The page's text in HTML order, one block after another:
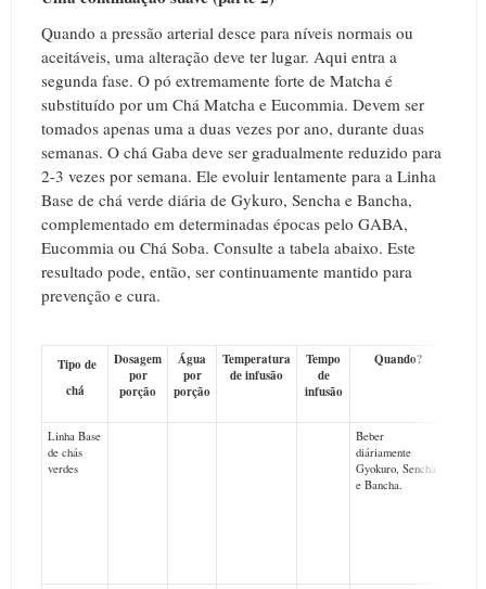
Quando a pressão arterial desce para níveis normais ou
aceitáveis, uma alteração deve ter lugar. Aqui entra a
segunda fase. O pó extremamente forte de Matcha é
substituído por um Chá Matcha e Eucommia. Devem ser
tomados apenas uma a duas vezes por ano, durante duas
semanas. O chá Gaba deve ser gradualmente reduzido para
2-3 vezes por semana. Ele evoluir lentamente para a Linha
Base de chá verde diária de Gykuro, Sencha e Bancha,
complementado em determinadas épocas pelo GABA,
Eucommia ou Chá Soba. Consulte a tabela abaixo. Este
resultado pode, então, ser continuamente mantido para
prevenção e cura.
Tipo de
chá
Dosagem
por
porção
Água
por
porção
Temperatura
de infusão
Tempo
de
infusão
Quando?
Linha Base
de chás
verdes
Beber
diáriamente
Gyokuro, Sencha
e Bancha.